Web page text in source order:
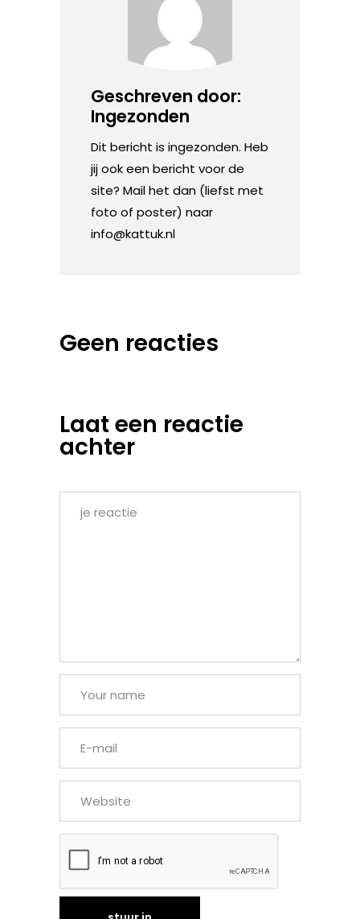
Geschreven door:
Ingezonden
Dit bericht is ingezonden. Heb
jij ook een bericht voor de
site? Mail het dan (liefst met
foto of poster) naar
info@kattuk.nl
Geen reacties
Laat een reactie
achter